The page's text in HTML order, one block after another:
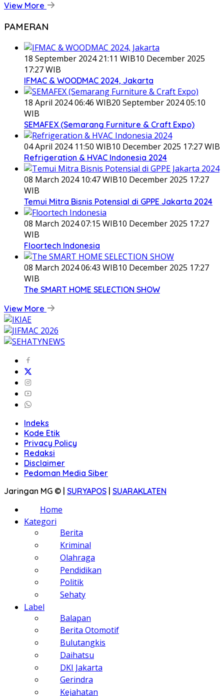
View More
PAMERAN
18 September 2024 21:11 WIB10 December 2025
17:27 WIB
IFMAC & WOODMAC 2024, Jakarta
18 April 2024 06:46 WIB20 September 2024 05:10
WIB
SEMAFEX (Semarang Furniture & Craft Expo)
04 April 2024 11:50 WIB10 December 2025 17:27 WIB
Refrigeration & HVAC Indonesia 2024
08 March 2024 10:47 WIB10 December 2025 17:27
WIB
Temui Mitra Bisnis Potensial di GPPE Jakarta 2024
08 March 2024 07:15 WIB10 December 2025 17:27
WIB
Floortech Indonesia
08 March 2024 06:43 WIB10 December 2025 17:27
WIB
The SMART HOME SELECTION SHOW
View More
Indeks
Kode Etik
Privacy Policy
Redaksi
Disclaimer
Pedoman Media Siber
Jaringan MG © | SURYAPOS | SUARAKLATEN
Home
Kategori
Berita
Kriminal
Olahraga
Pendidikan
Politik
Sehaty
Label
Balapan
Berita Otomotif
Bulutangkis
Daihatsu
DKI Jakarta
Gerindra
Kejahatan